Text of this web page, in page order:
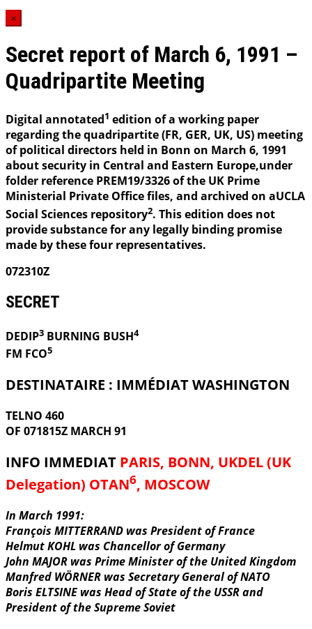
×
Secret report of March 6, 1991 –
Quadripartite Meeting
Digital annotated1 edition of a working paper
regarding the quadripartite (FR, GER, UK, US) meeting
of political directors held in Bonn on March 6, 1991
about security in Central and Eastern Europe,under
folder reference PREM19/3326 of the UK Prime
Ministerial Private Office files, and archived on aUCLA
Social Sciences repository2. This edition does not
provide substance for any legally binding promise
made by these four representatives.
072310Z
SECRET
DEDIP3 BURNING BUSH4
FM FCO5
DESTINATAIRE : IMMÉDIAT WASHINGTON
TELNO 460
OF 071815Z MARCH 91
INFO IMMEDIAT PARIS, BONN, UKDEL (UK
Delegation) OTAN6, MOSCOW
In March 1991:
François MITTERRAND was President of France
Helmut KOHL was Chancellor of Germany
John MAJOR was Prime Minister of the United Kingdom
Manfred WÖRNER was Secretary General of NATO
Boris ELTSINE was Head of State of the USSR and
President of the Supreme Soviet